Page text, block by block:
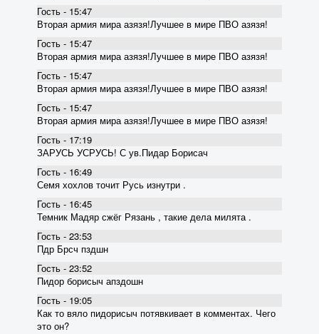
Гость - 15:47
Вторая армия мира азязя!Лучшее в мире ПВО азязя!
Гость - 15:47
Вторая армия мира азязя!Лучшее в мире ПВО азязя!
Гость - 15:47
Вторая армия мира азязя!Лучшее в мире ПВО азязя!
Гость - 15:47
Вторая армия мира азязя!Лучшее в мире ПВО азязя!
Гость - 17:19
ЗАРУСЬ УСРУСЬ! С ув.Пидар Борисач
Гость - 16:49
Семя хохлов точит Русь изнутри .
Гость - 16:45
Темник Мадяр сжёг Рязань , такие дела милята .
Гость - 23:53
Пдр Брсч пздшн
Гость - 23:52
Пидор борисыч апздошн
Гость - 19:05
Как то вяло пидорисыч потявкивает в комментах. Чего
это он?